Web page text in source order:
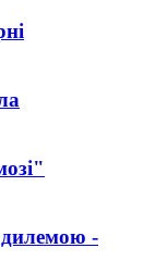
дилемою -